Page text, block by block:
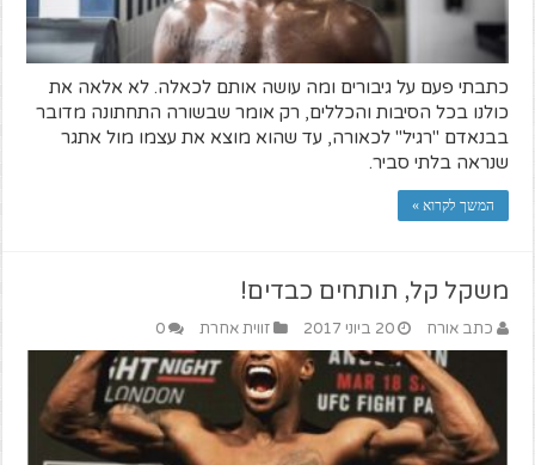
כתבתי פעם על גיבורים ומה עושה אותם לכאלה. לא אלאה את
כולנו בכל הסיבות והכללים, רק אומר שבשורה התחתונה מדובר
בבנאדם "רגיל" לכאורה, עד שהוא מוצא את עצמו מול אתגר
שנראה בלתי סביר.
המשך לקרוא »
משקל קל, תותחים כבדים!
כתב אורח 20 ביוני 2017 זווית אחרת 0